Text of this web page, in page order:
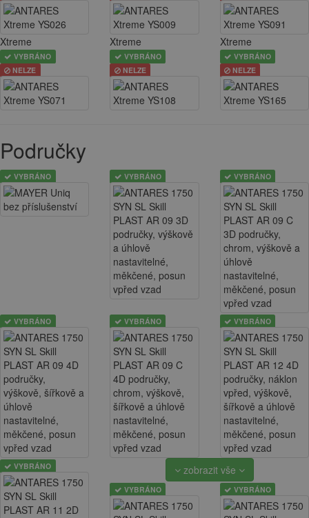
Xtreme
VYBRÁNO
NELZE
Xtreme
VYBRÁNO
NELZE
Xtreme
VYBRÁNO
NELZE
Područky
VYBRÁNO VYBRÁNO VYBRÁNO
VYBRÁNO VYBRÁNO VYBRÁNO
VYBRÁNO zobrazit vše
VYBRÁNO VYBRÁNO